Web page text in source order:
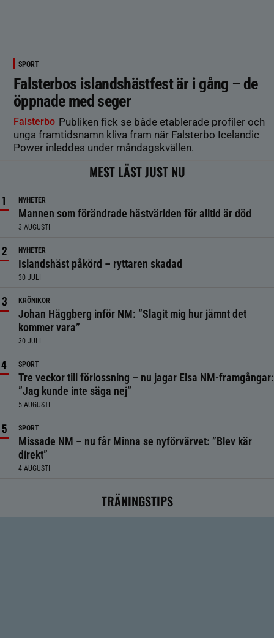
SPORT
Falsterbos islandshästfest är i gång – de
öppnade med seger
Falsterbo Publiken fick se både etablerade profiler och
unga framtidsnamn kliva fram när Falsterbo Icelandic
Power inleddes under måndagskvällen.
MEST LÄST JUST NU
NYHETER
Mannen som förändrade hästvärlden för alltid är död
3 AUGUSTI
NYHETER
Islandshäst påkörd – ryttaren skadad
30 JULI
KRÖNIKOR
Johan Häggberg inför NM: ”Slagit mig hur jämnt det
kommer vara”
30 JULI
SPORT
Tre veckor till förlossning – nu jagar Elsa NM-framgångar:
”Jag kunde inte säga nej”
5 AUGUSTI
SPORT
Missade NM – nu får Minna se nyförvärvet: ”Blev kär
direkt”
4 AUGUSTI
TRÄNINGSTIPS